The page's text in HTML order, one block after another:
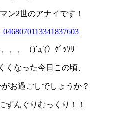
ン2世のアナイです！
、、（)´д`(）ｹﾞｯｿﾘ
くなった今日この頃、
お過ごしでしょうか？
ずんぐりむっくり！！